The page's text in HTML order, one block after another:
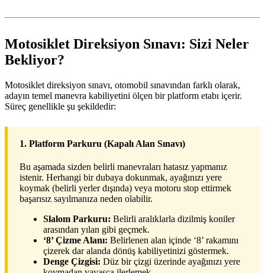
Motosiklet Direksiyon Sınavı: Sizi Neler
Bekliyor?
Motosiklet direksiyon sınavı, otomobil sınavından farklı olarak,
adayın temel manevra kabiliyetini ölçen bir platform etabı içerir.
Süreç genellikle şu şekildedir:
1. Platform Parkuru (Kapalı Alan Sınavı)
Bu aşamada sizden belirli manevraları hatasız yapmanız
istenir. Herhangi bir dubaya dokunmak, ayağınızı yere
koymak (belirli yerler dışında) veya motoru stop ettirmek
başarısız sayılmanıza neden olabilir.
Slalom Parkuru: Belirli aralıklarla dizilmiş koniler
arasından yılan gibi geçmek.
‘8’ Çizme Alanı: Belirlenen alan içinde ‘8’ rakamını
çizerek dar alanda dönüş kabiliyetinizi göstermek.
Denge Çizgisi: Düz bir çizgi üzerinde ayağınızı yere